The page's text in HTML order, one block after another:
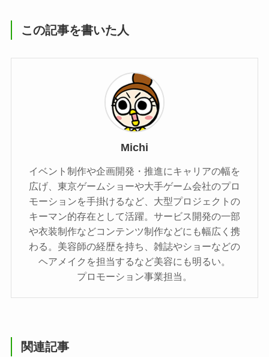
この記事を書いた人
Michi
イベント制作や企画開発・推進にキャリアの幅を
広げ、東京ゲームショーや大手ゲーム会社のプロ
モーションを手掛けるなど、大型プロジェクトの
キーマン的存在として活躍。サービス開発の一部
や衣装制作などコンテンツ制作などにも幅広く携
わる。美容師の経歴を持ち、雑誌やショーなどの
ヘアメイクを担当するなど美容にも明るい。
プロモーション事業担当。
関連記事